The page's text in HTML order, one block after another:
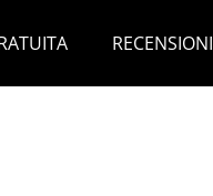
RECENSIONI